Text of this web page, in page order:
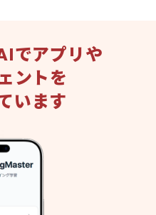
でアプリや
ントを
います